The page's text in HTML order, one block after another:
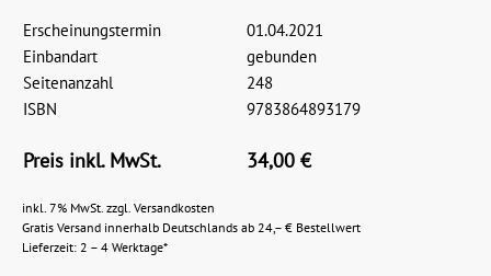
Erscheinungstermin
01.04.2021
Einbandart
gebunden
Seitenanzahl
248
ISBN
9783864893179
Preis inkl. MwSt. 34,00 €
inkl. 7% MwSt. zzgl. Versandkosten
Gratis Versand innerhalb Deutschlands ab 24,– € Bestellwert
Lieferzeit: 2 – 4 Werktage*